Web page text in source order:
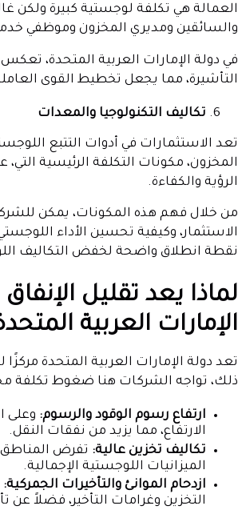
العمالة هي تكلفة لوجستية كبيرة ولكن
والسائقين ومديري المخزون وموظفي
في دولة الإمارات العربية المتحدة،
التأشيرة، مما يجعل تخطيط القوى
تكاليف التكنولوجيا والمعدات
تعد الاستثمارات في أدوات التتبع
المخزون، مكونات التكلفة الرئيسية
الرؤية والكفاءة.
من خلال فهم هذه المكونات، يمكن
الاستثمار، وكيفية تحسين الأداء
نقطة انطلاق واضحة لخفض التكاليف
لماذا يعد تقليل
الإمارات العربية
تعد دولة الإمارات العربية المتحدة
ذلك، تواجه الشركات هنا ضغوط تكلفة
ارتفاع رسوم الوقود والرسوم: وعلى
الارتفاع، مما يزيد من نفقات النقل.
تكاليف تخزين عالية: تفرض المناطق
الميزانيات اللوجستية الإجمالية.
ازدحام الموانئ والتأخيرات الجمركية:
التخزين وغرامات التأخير، فضلاً عن